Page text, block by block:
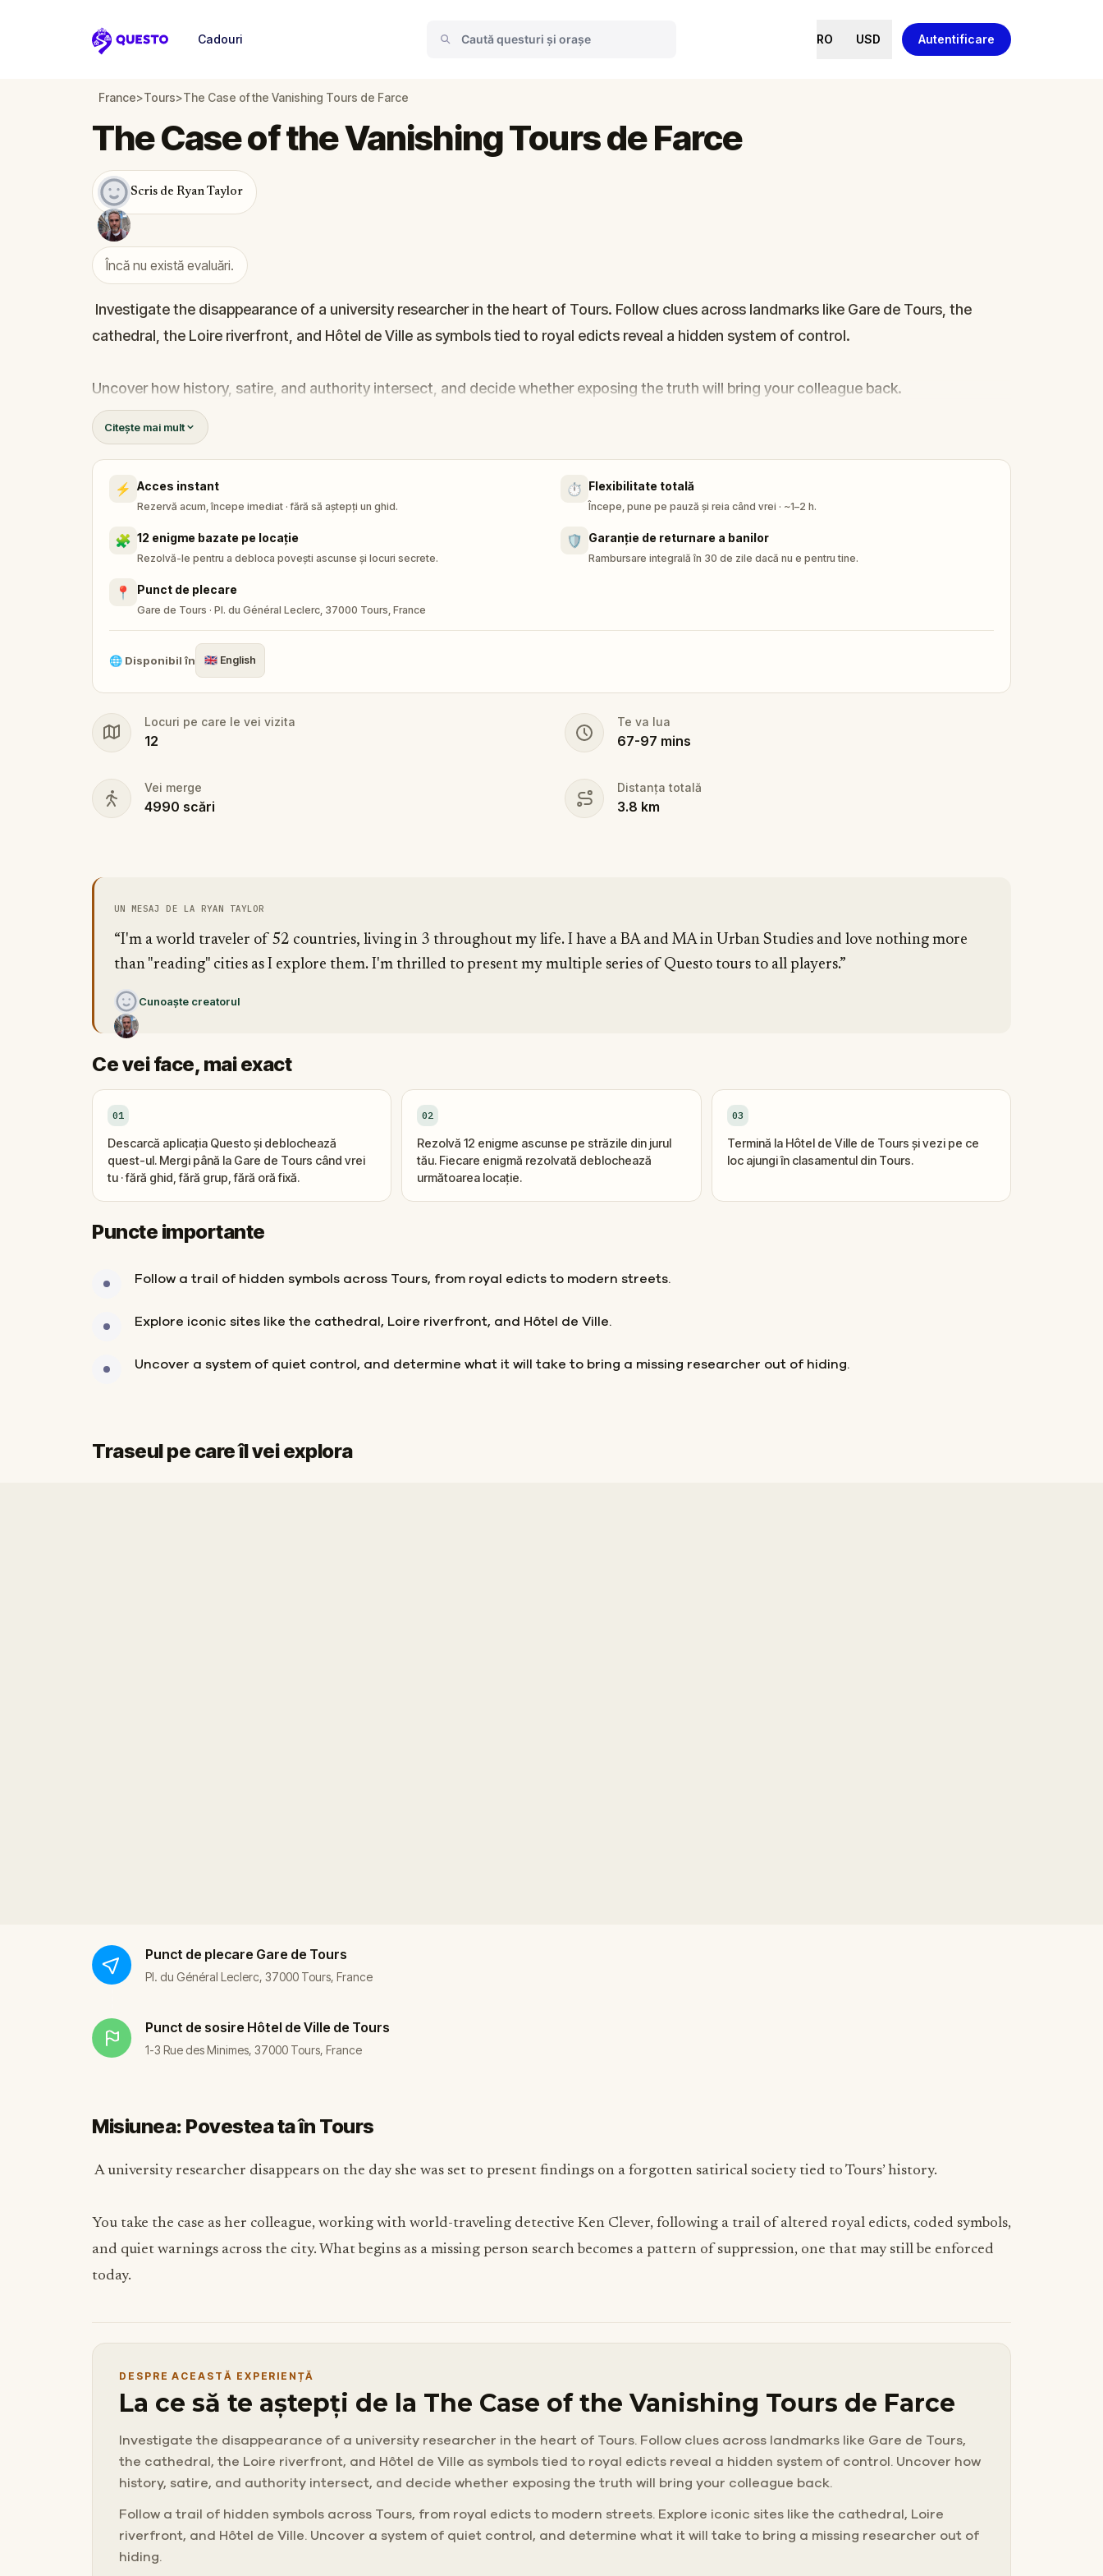
Questo
Cadouri RO USD Autentificare
France>Tours>The Case of the Vanishing Tours de Farce
Încă nu există evaluări.
The Case of the Vanishing Tours de Farce
Scris de Ryan Taylor
Investigate the disappearance of a university researcher in the heart of Tours. Follow clues across landmarks like Gare de Tours, the
cathedral, the Loire riverfront, and Hôtel de Ville as symbols tied to royal edicts reveal a hidden system of control.
Uncover how history, satire, and authority intersect, and decide whether exposing the truth will bring your colleague back.
Citește mai mult
⚡ Acces instant
Rezervă acum, începe imediat · fără să aștepți un ghid.
⏱️ Flexibilitate totală
Începe, pune pe pauză și reia când vrei · ~1–2 h.
🧩 12 enigme bazate pe locație
Rezolvă-le pentru a debloca povești ascunse și locuri secrete.
🛡️ Garanție de returnare a banilor
Rambursare integrală în 30 de zile dacă nu e pentru tine.
📍 Punct de plecare
Gare de Tours · Pl. du Général Leclerc, 37000 Tours, France
🌐 Disponibil în 🇬🇧 English
Locuri pe care le vei vizita
12
Te va lua
67-97 mins
Vei merge
4990 scări
Distanța totală
3.8 km
UN MESAJ DE LA RYAN TAYLOR
“I'm a world traveler of 52 countries, living in 3 throughout my life. I have a BA and MA in Urban Studies and love nothing more
than "reading" cities as I explore them. I'm thrilled to present my multiple series of Questo tours to all players.”
Cunoaște creatorul
Ce vei face, mai exact
01
Descarcă aplicația Questo și deblochează
quest-ul. Mergi până la Gare de Tours când vrei
tu · fără ghid, fără grup, fără oră fixă.
02
Rezolvă 12 enigme ascunse pe străzile din jurul
tău. Fiecare enigmă rezolvată deblochează
următoarea locație.
03
Termină la Hôtel de Ville de Tours și vezi pe ce
loc ajungi în clasamentul din Tours.
Puncte importante
Follow a trail of hidden symbols across Tours, from royal edicts to modern streets.
Explore iconic sites like the cathedral, Loire riverfront, and Hôtel de Ville.
Uncover a system of quiet control, and determine what it will take to bring a missing researcher out of hiding.
Traseul pe care îl vei explora
Punct de plecare Gare de Tours
Pl. du Général Leclerc, 37000 Tours, France
Punct de sosire Hôtel de Ville de Tours
1-3 Rue des Minimes, 37000 Tours, France
Misiunea: Povestea ta în Tours
A university researcher disappears on the day she was set to present findings on a forgotten satirical society tied to Tours’ history.
You take the case as her colleague, working with world-traveling detective Ken Clever, following a trail of altered royal edicts, coded symbols,
and quiet warnings across the city. What begins as a missing person search becomes a pattern of suppression, one that may still be enforced
today.
DESPRE ACEASTĂ EXPERIENȚĂ
La ce să te aștepți de la The Case of the Vanishing Tours de Farce
Investigate the disappearance of a university researcher in the heart of Tours. Follow clues across landmarks like Gare de Tours,
the cathedral, the Loire riverfront, and Hôtel de Ville as symbols tied to royal edicts reveal a hidden system of control. Uncover how
history, satire, and authority intersect, and decide whether exposing the truth will bring your colleague back.
Follow a trail of hidden symbols across Tours, from royal edicts to modern streets. Explore iconic sites like the cathedral, Loire
riverfront, and Hôtel de Ville. Uncover a system of quiet control, and determine what it will take to bring a missing researcher out of
hiding.